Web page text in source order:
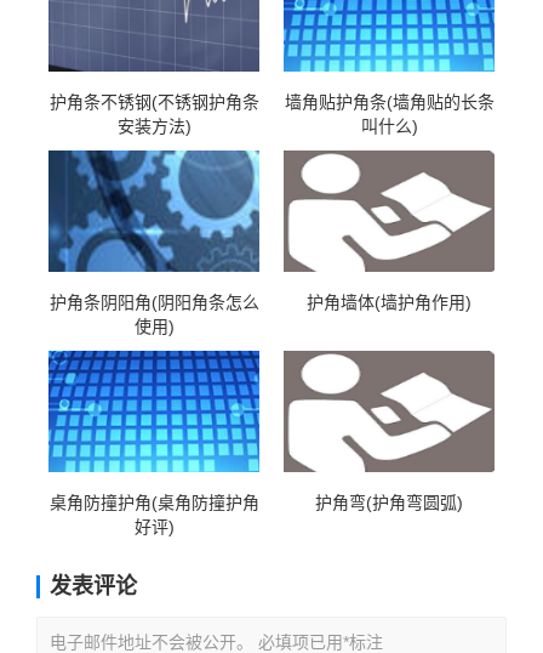
护角条不锈钢(不锈钢护角条
安装方法)
墙角贴护角条(墙角贴的长条
叫什么)
护角条阴阳角(阴阳角条怎么
使用)
护角墙体(墙护角作用)
桌角防撞护角(桌角防撞护角
好评)
护角弯(护角弯圆弧)
发表评论
电子邮件地址不会被公开。 必填项已用*标注